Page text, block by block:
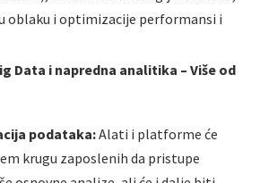
oblaku i optimizacije performansi i
Data i napredna analitika – Više od
podataka:Alati i platforme će
krugu zaposlenih da pristupe